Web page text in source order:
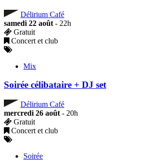
Délirium Café
samedi 22 août - 22h
Gratuit
Concert et club
Mix
Soirée célibataire + DJ set
Délirium Café
mercredi 26 août - 20h
Gratuit
Concert et club
Soirée